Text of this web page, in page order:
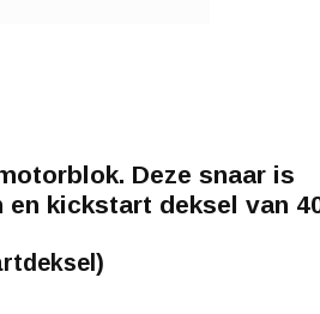
Deze snaar is
kickstart deksel van